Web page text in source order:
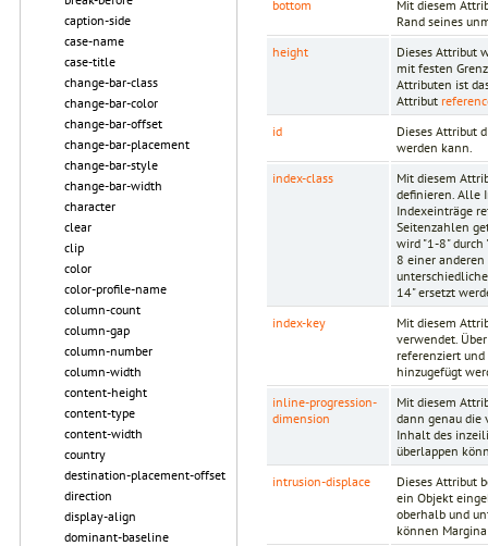
caption-side
case-name
case-title
change-bar-class
change-bar-color
change-bar-offset
change-bar-placement
change-bar-style
change-bar-width
character
clear
clip
color
color-profile-name
column-count
column-gap
column-number
column-width
content-height
content-type
content-width
country
destination-placement-offset
direction
display-align
dominant-baseline
bottom
Mit diesem
Rand seines
height
Dieses Attribut
mit festen
Attributen ist
Attribut
id
Dieses Attribut
werden kann.
index-class
Mit diesem
definieren. Alle
Indexeinträge
Seitenzahlen
wird "1-8"
8 einer
14" ersetzt
index-key
Mit diesem
verwendet.
referenziert
hinzugefügt
inline-progression-
dimension
Mit diesem
dann genau die
Inhalt des
überlappen
intrusion-displace
Dieses Attribut
ein Objekt
oberhalb und
können